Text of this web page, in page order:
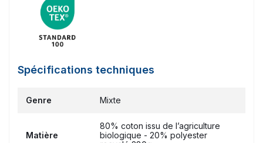
Spécifications techniques
Genre Mixte
Matière
80% coton issu de l’agriculture
biologique - 20% polyester